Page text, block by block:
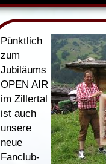
Pünktlich
zum
Jubiläums
OPEN AIR
im Zillertal
ist auch
unsere
neue
Fanclub-